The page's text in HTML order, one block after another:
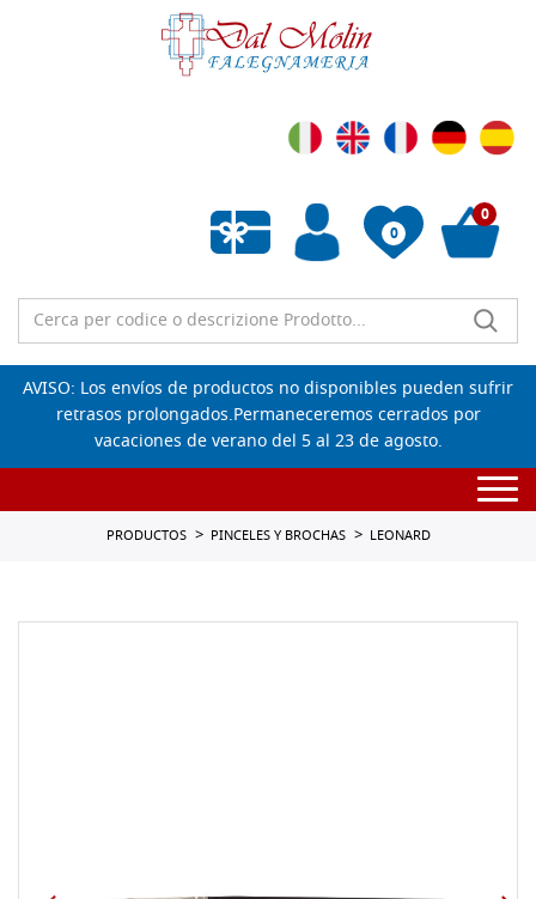
0
Lista de deseos vacía
0
AVISO: Los envíos de productos no disponibles pueden sufrir
retrasos prolongados.Permaneceremos cerrados por
vacaciones de verano del 5 al 23 de agosto.
PRODUCTOS PINCELES Y BROCHAS LEONARD